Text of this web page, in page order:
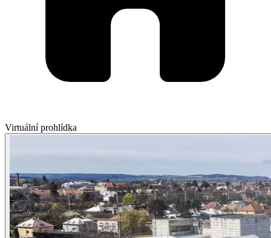
Virtuální prohlídka